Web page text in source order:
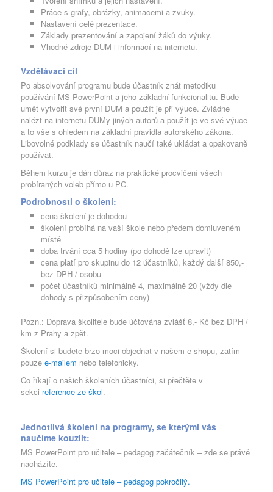
Práce s grafy, obrázky, animacemi a zvuky.
Nastavení celé prezentace.
Základy prezentování a zapojení žáků do výuky.
Vhodné zdroje DUM i informací na internetu.
Vzdělávací cíl
Po absolvování programu bude účastník znát metodiku
používání MS PowerPoint a jeho základní funkcionalitu. Bude
umět vytvořit své první DUM a použít je při výuce. Zvládne
nalézt na internetu DUMy jiných autorů a použít je ve své výuce
a to vše s ohledem na základní pravidla autorského zákona.
Libovolné podklady se účastník naučí také ukládat a opakovaně
používat.
Během kurzu je dán důraz na praktické procvičení všech
probíraných voleb přímo u PC.
Podrobnosti o školení:
cena školení je dohodou
školení probíhá na vaší škole nebo předem domluveném
místě
doba trvání cca 5 hodiny (po dohodě lze upravit)
cena platí pro skupinu do 12 účastníků, každý další 850,-
bez DPH / osobu
počet účastníků minimálně 4, maximálně 20 (vždy dle
dohody s přizpůsobením ceny)
Pozn.: Doprava školitele bude účtována zvlášť 8,- Kč bez DPH /
km z Prahy a zpět.
Školení si budete brzo moci objednat v našem e-shopu, zatím
pouzee-mailem nebo telefonicky.
Co říkají o našich školeních účastníci, si přečtěte v
sekci reference ze škol.
Jednotlivá školení na programy, se kterými vás
naučíme kouzlit:
MS PowerPoint pro učitele – pedagog začátečník – zde se právě
nacházíte.
MS PowerPoint pro učitele – pedagog pokročilý.